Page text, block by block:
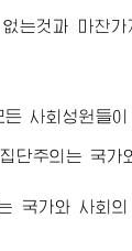
는것과 마찬
사회성원들
단주의는 국
국가와 사회